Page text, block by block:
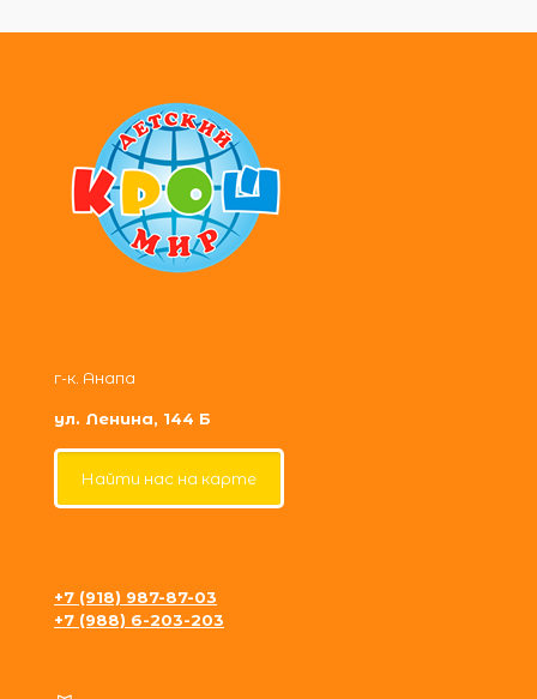
г-к. Анапа
ул. Ленина, 144 Б
Найти нас на карте
+7 (918) 987-87-03
+7 (988) 6-203-203